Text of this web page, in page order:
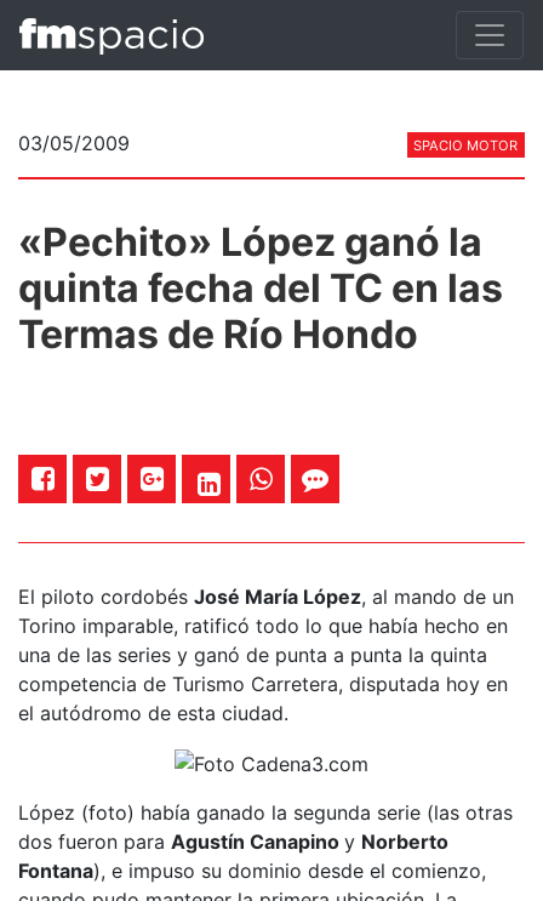
03/05/2009 SPACIO MOTOR
«Pechito» López ganó la
quinta fecha del TC en las
Termas de Río Hondo
El piloto cordobés José María López, al mando de un
Torino imparable, ratificó todo lo que había hecho en
una de las series y ganó de punta a punta la quinta
competencia de Turismo Carretera, disputada hoy en
el autódromo de esta ciudad.
López (foto) había ganado la segunda serie (las otras
dos fueron para Agustín Canapino y Norberto
Fontana), e impuso su dominio desde el comienzo,